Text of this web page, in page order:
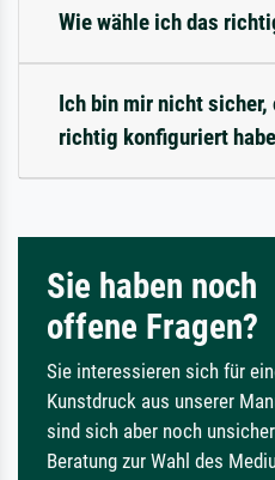
Wie wähle ich das
Ich bin mir nicht
richtig konfiguriert
Sie haben noch
offene Fragen?
Sie interessieren sich für
Kunstdruck aus unserer
sind sich aber noch
Beratung zur Wahl des